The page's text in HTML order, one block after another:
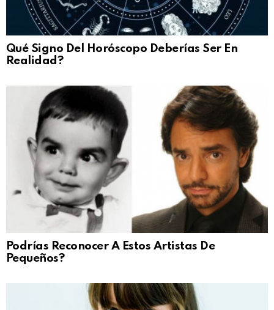
Qué Signo Del Horóscopo Deberías Ser En
Realidad?
Podrías Reconocer A Estos Artistas De
Pequeños?